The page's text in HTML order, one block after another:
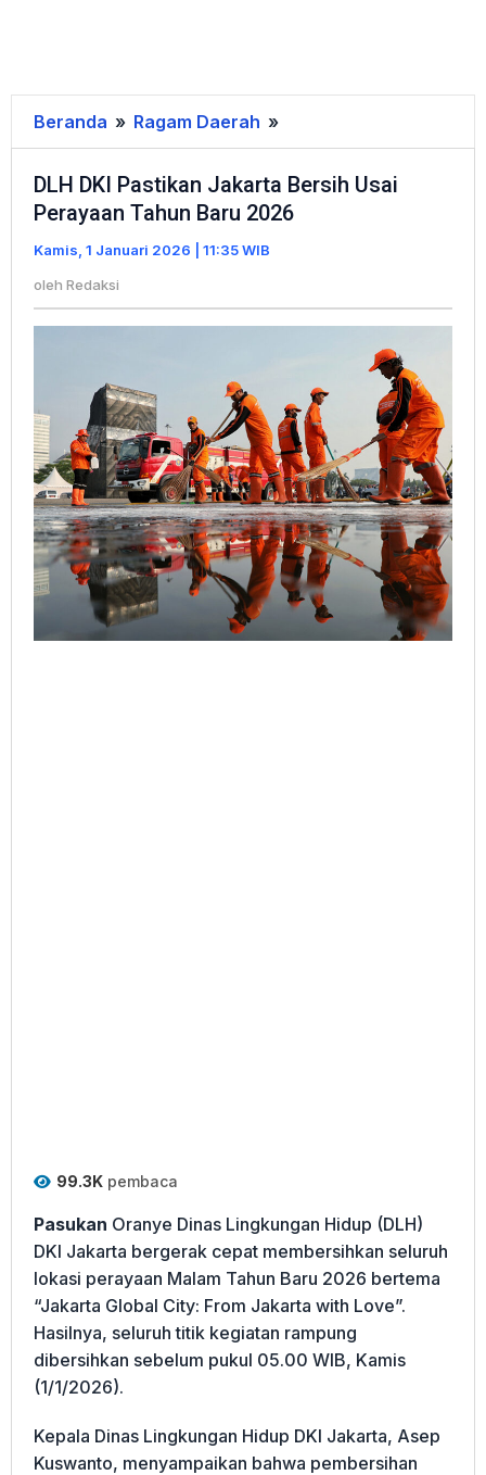
Beranda » Ragam Daerah »
DKI
Pastikan
Jakarta
Perayaan
2026
DLH DKI Pastikan Jakarta Bersih Usai
Perayaan Tahun Baru 2026
Kamis, 1 Januari 2026 | 11:35 WIB
oleh Redaksi
99.3K pembaca
Pasukan Oranye Dinas Lingkungan Hidup (DLH)
DKI Jakarta bergerak cepat membersihkan seluruh
lokasi perayaan Malam Tahun Baru 2026 bertema
“Jakarta Global City: From Jakarta with Love”.
Hasilnya, seluruh titik kegiatan rampung
dibersihkan sebelum pukul 05.00 WIB, Kamis
(1/1/2026).
Kepala Dinas Lingkungan Hidup DKI Jakarta, Asep
Kuswanto, menyampaikan bahwa pembersihan